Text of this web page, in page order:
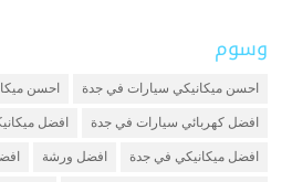
وسوم
احسن ميكانيكي سيارات في جدة احسن
افضل كهربائي سيارات في جدة افضل
افضل ميكانيكي في جدة افضل ورشة